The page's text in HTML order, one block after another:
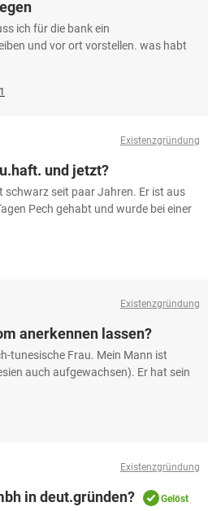
ich für die bank ein
und vor ort vorstellen. was habt
Existenzgründung
und jetzt?
schwarz seit paar Jahren. Er ist aus
Pech gehabt und wurde bei einer
Existenzgründung
anerkennen lassen?
tunesische Frau. Mein Mann ist
auch aufgewachsen). Er hat sein
Existenzgründung
in deut.gründen? Gelöst